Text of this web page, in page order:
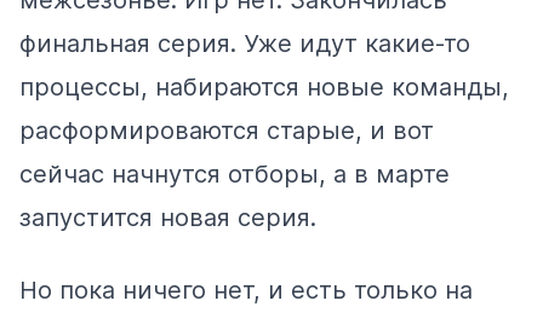
финальная серия. Уже идут какие-то
процессы, набираются новые команды,
расформироваются старые, и вот
сейчас начнутся отборы, а в марте
запустится новая серия.
Но пока ничего нет, и есть только на